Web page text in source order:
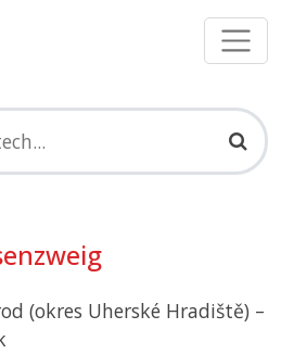
(okres Uherské Hradiště) –